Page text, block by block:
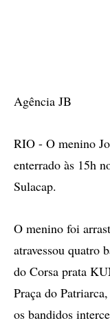
Agência JB
RIO - O menino
enterrado às 15h
Sulacap.
O menino foi
atravessou quatro
do Corsa prata
Praça do
os bandidos